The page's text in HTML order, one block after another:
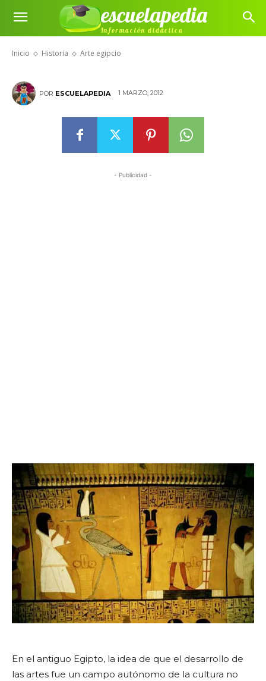
escuelapedia
Información didáctica
Inicio Historia Arte egipcio
Arte egipcio
POR ESCUELAPEDIA 1 MARZO, 2012
- Publicidad -
En el antiguo Egipto, la idea de que el desarrollo de
las artes fue un campo autónomo de la cultura no